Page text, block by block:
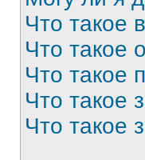
Что такое
Что такое
Что такое
Что такое
Что такое